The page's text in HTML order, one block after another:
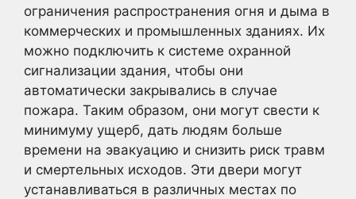
ограничения распространения огня и дыма в
коммерческих и промышленных зданиях. Их
можно подключить к системе охранной
сигнализации здания, чтобы они
автоматически закрывались в случае
пожара. Таким образом, они могут свести к
минимуму ущерб, дать людям больше
времени на эвакуацию и снизить риск травм
и смертельных исходов. Эти двери могут
устанавливаться в различных местах по